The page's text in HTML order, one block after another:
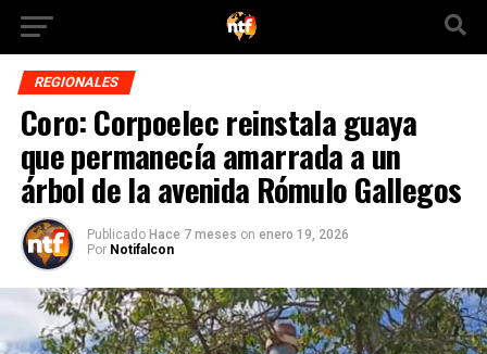
REGIONALES
Coro: Corpoelec reinstala guaya
que permanecía amarrada a un
árbol de la avenida Rómulo Gallegos
Publicado Hace 7 meses on enero 19, 2026
Por Notifalcon